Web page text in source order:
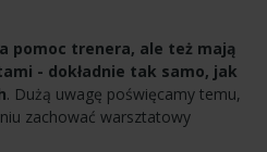
pomoc trenera, ale też mają
- dokładnie tak samo, jak
. Dużą uwagę poświęcamy temu,
zachować warsztatowy